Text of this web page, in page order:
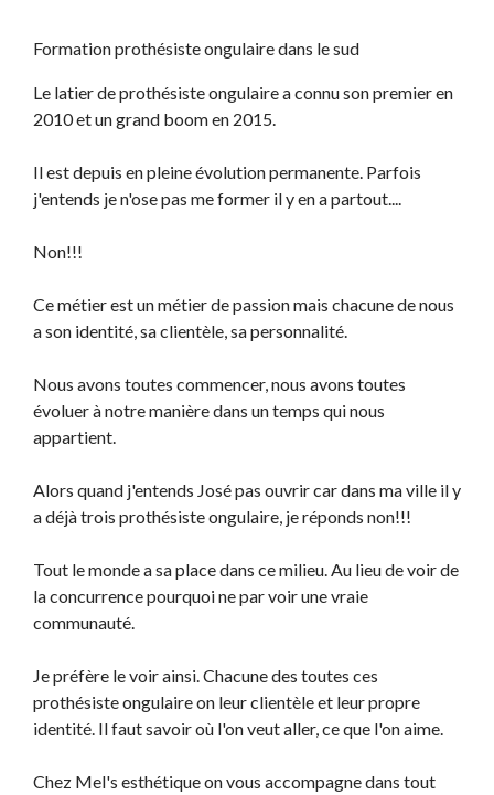
Formation prothésiste ongulaire dans le sud
Le latier de prothésiste ongulaire a connu son premier en
2010 et un grand boom en 2015.
Il est depuis en pleine évolution permanente. Parfois
j'entends je n'ose pas me former il y en a partout....
Non!!!
Ce métier est un métier de passion mais chacune de nous
a son identité, sa clientèle, sa personnalité.
Nous avons toutes commencer, nous avons toutes
évoluer à notre manière dans un temps qui nous
appartient.
Alors quand j'entends José pas ouvrir car dans ma ville il y
a déjà trois prothésiste ongulaire, je réponds non!!!
Tout le monde a sa place dans ce milieu. Au lieu de voir de
la concurrence pourquoi ne par voir une vraie
communauté.
Je préfère le voir ainsi. Chacune des toutes ces
prothésiste ongulaire on leur clientèle et leur propre
identité. Il faut savoir où l'on veut aller, ce que l'on aime.
Chez Mel's esthétique on vous accompagne dans tout